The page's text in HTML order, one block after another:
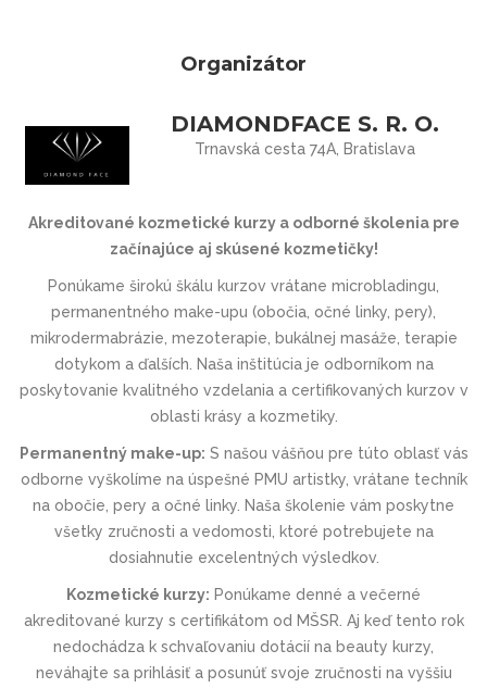
Organizátor
DIAMONDFACE S. R. O.
Trnavská cesta 74A, Bratislava
Akreditované kozmetické kurzy a odborné školenia pre
začínajúce aj skúsené kozmetičky!
Ponúkame širokú škálu kurzov vrátane microbladingu,
permanentného make-upu (obočia, očné linky, pery),
mikrodermabrázie, mezoterapie, bukálnej masáže, terapie
dotykom a ďalších. Naša inštitúcia je odborníkom na
poskytovanie kvalitného vzdelania a certifikovaných kurzov v
oblasti krásy a kozmetiky.
Permanentný make-up: S našou vášňou pre túto oblasť vás
odborne vyškolíme na úspešné PMU artistky, vrátane techník
na obočie, pery a očné linky. Naša školenie vám poskytne
všetky zručnosti a vedomosti, ktoré potrebujete na
dosiahnutie excelentných výsledkov.
Kozmetické kurzy: Ponúkame denné a večerné
akreditované kurzy s certifikátom od MŠSR. Aj keď tento rok
nedochádza k schvaľovaniu dotácií na beauty kurzy,
neváhajte sa prihlásiť a posunúť svoje zručnosti na vyššiu